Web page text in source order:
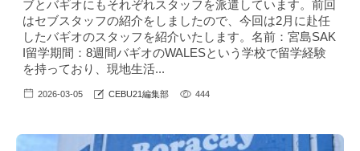
ブとバギオにもそれぞれスタッフを派遣しています。前回
はセブスタッフの紹介をしましたので、今回は2月に赴任
したバギオのスタッフを紹介いたします。名前：宮島SAK
I留学期間：8週間バギオのWALESという学校で留学経験
を持っており、現地生活...
2026-03-05 CEBU21編集部 444